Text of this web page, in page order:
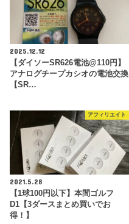
2025.12.12
【ダイソーSR626電池@110円】
アナログチープカシオの電池交換
【SR…
アフィリエイト
2021.5.28
【1球100円以下】本間ゴルフ
D1【3ダースまとめ買いでお
得！】